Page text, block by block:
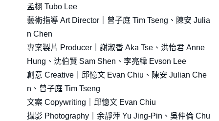
孟栩 Tubo Lee
藝術指導 Art Director｜曾子庭 Tim Tseng、陳安 Julia
n Chen
專案製片 Producer｜謝淑香 Aka Tse、洪怡君 Anne
Hung、沈伯賢 Sam Shen、李亮緯 Evson Lee
創意 Creative｜邱憶文 Evan Chiu、陳安 Julian Che
n、曾子庭 Tim Tseng
文案 Copywriting｜邱憶文 Evan Chiu
攝影 Photography｜余靜萍 Yu Jing-Pin、吳仲倫 Chu